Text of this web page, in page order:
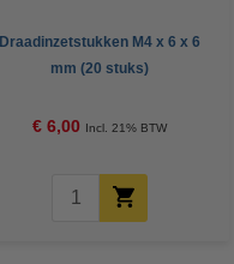
Draadinzetstukken M4 x 6 x 6
mm (20 stuks)
€ 6,00 Incl. 21% BTW